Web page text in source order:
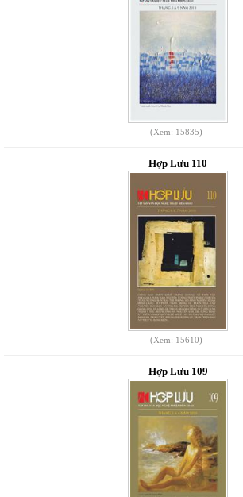
(Xem: 15835)
Hợp Lưu 110
(Xem: 15610)
Hợp Lưu 109